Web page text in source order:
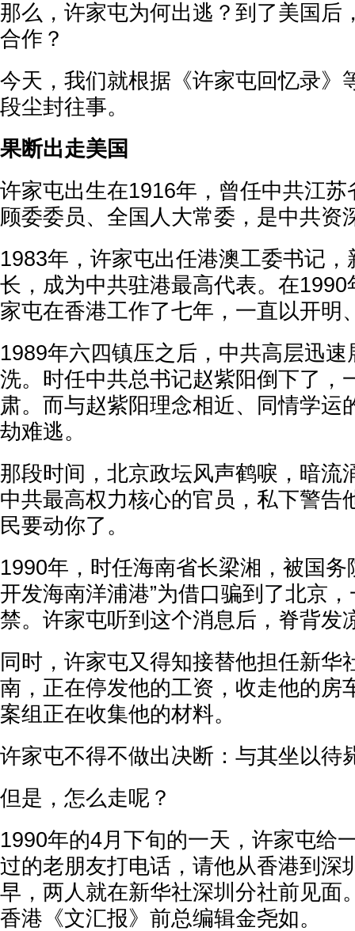
那么，许家屯为何出逃？到了美国后
合作？
今天，我们就根据《许家屯回忆录》
段尘封往事。
果断出走美国
许家屯出生在1916年，曾任中共江
顾委委员、全国人大常委，是中共资
1983年，许家屯出任港澳工委书记
长，成为中共驻港最高代表。在
家屯在香港工作了七年，一直以开明
1989年六四镇压之后，中共高层迅
洗。时任中共总书记赵紫阳倒下了，
肃。而与赵紫阳理念相近、同情学运
劫难逃。
那段时间，北京政坛风声鹤唳，暗流
中共最高权力核心的官员，私下警告
民要动你了。
1990年，时任海南省长梁湘，被国务
开发海南洋浦港”为借口骗到了北京
禁。许家屯听到这个消息后，脊背发
同时，许家屯又得知接替他担任新华
南，正在停发他的工资，收走他的房
案组正在收集他的材料。
许家屯不得不做出决断：与其坐以待
但是，怎么走呢？
1990年的4月下旬的一天，许家屯给
过的老朋友打电话，请他从香港到深
早，两人就在新华社深圳分社前见面
香港《文汇报》前总编辑金尧如。